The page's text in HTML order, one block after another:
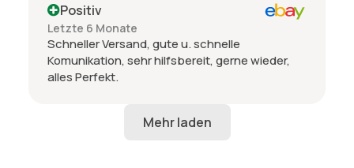
Positiv
Letzte 6 Monate
Schneller Versand, gute u. schnelle
Komunikation, sehr hilfsbereit, gerne wieder,
alles Perfekt.